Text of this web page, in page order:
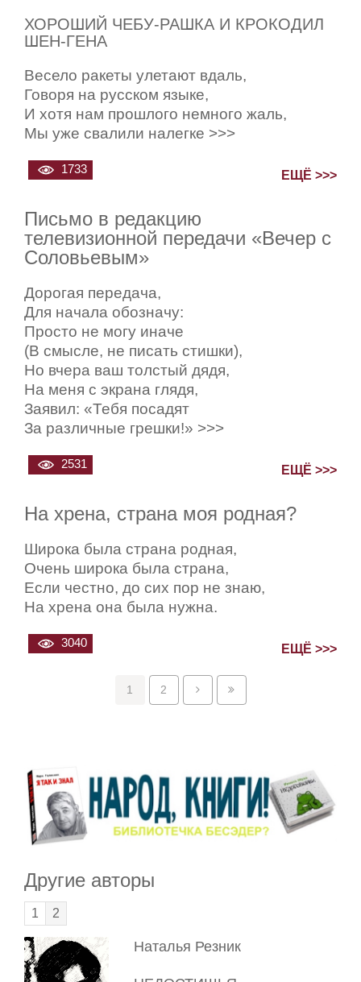
ХОРОШИЙ ЧЕБУ-РАШКА И КРОКОДИЛ
ШЕН-ГЕНА
Весело ракеты улетают вдаль,
Говоря на русском языке,
И хотя нам прошлого немного жаль,
Мы уже свалили налегке >>>
1733 ЕЩЁ >>>
Письмо в редакцию
телевизионной передачи «Вечер с
Соловьевым»
Дорогая передача,
Для начала обозначу:
Просто не могу иначе
(В смысле, не писать стишки),
Но вчера ваш толстый дядя,
На меня с экрана глядя,
Заявил: «Тебя посадят
За различные грешки!» >>>
2531 ЕЩЁ >>>
На хрена, страна моя родная?
Широка была страна родная,
Очень широка была страна,
Если честно, до сих пор не знаю,
На хрена она была нужна.
3040 ЕЩЁ >>>
1 2
Другие авторы
1 2
Наталья Резник